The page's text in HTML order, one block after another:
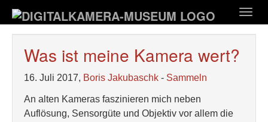
Hauptinhalt
springen
Was ist meine Kamera wert?
16. Juli 2017, Boris Jakubaschk - Sammeln
An alten Kameras faszinieren mich neben
Auflösung, Sensorgüte und Objektiv vor allem die